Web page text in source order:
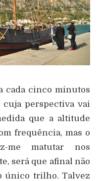
cada cinco minutos
cuja perspectiva vai
que a altitude
frequência, mas o
me matutar nos
será que afinal não
único trilho. Talvez